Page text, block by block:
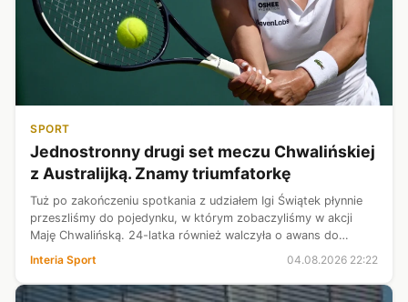
SPORT
Jednostronny drugi set meczu Chwalińskiej
z Australijką. Znamy triumfatorkę
Tuż po zakończeniu spotkania z udziałem Igi Świątek płynnie
przeszliśmy do pojedynku, w którym zobaczyliśmy w akcji
Maję Chwalińską. 24-latka również walczyła o awans do
Australijka - Talia Gi...
Interia Sport 04.08.2026 22:22